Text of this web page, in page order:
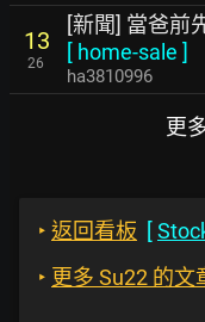
13
26
[新聞] 當爸前
[ home-sale ]
ha3810996
更
‣ 返回看板 [
‣ 更多 Su22 的文